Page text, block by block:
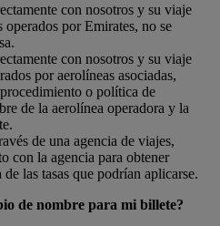
con nosotros y su viaje
por Emirates, no se
con nosotros y su viaje
por aerolíneas asociadas,
o política de
de la aerolínea operadora y la
de una agencia de viajes,
con la agencia para obtener
las tasas que podrían aplicarse.
de nombre para mi billete?